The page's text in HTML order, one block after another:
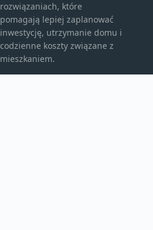
rozwiązaniach, które
pomagają lepiej zaplanować
inwestycję, utrzymanie domu i
codzienne koszty związane z
mieszkaniem.